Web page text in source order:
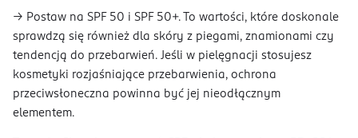
→ Postaw na SPF 50 i SPF 50+. To wartości, które doskonale
sprawdzą się również dla skóry z piegami, znamionami czy
tendencją do przebarwień. Jeśli w pielęgnacji stosujesz
kosmetyki rozjaśniające przebarwienia, ochrona
przeciwsłoneczna powinna być jej nieodłącznym
elementem.